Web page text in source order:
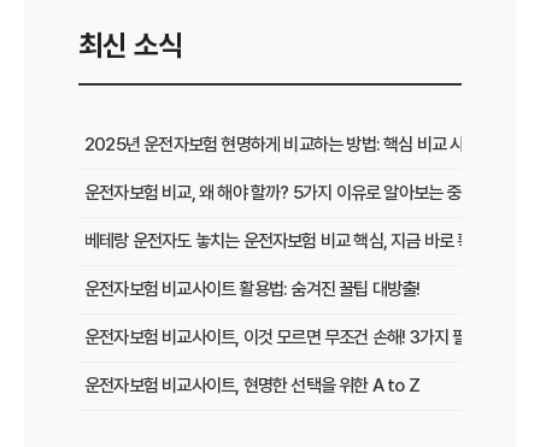
최신 소식
2025년 운전자보험 현명하게 비교하는 방법: 핵심 비교 사이트 활용
운전자보험 비교, 왜 해야 할까? 5가지 이유로 알아보는 중요성
베테랑 운전자도 놓치는 운전자보험 비교 핵심, 지금 바로 확인하세요!
운전자보험 비교사이트 활용법: 숨겨진 꿀팁 대방출!
운전자보험 비교사이트, 이것 모르면 무조건 손해! 3가지 필수 확인 사
운전자보험 비교사이트, 현명한 선택을 위한 A to Z